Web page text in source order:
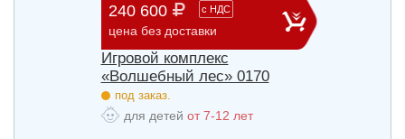
240 600 с НДС
цена без доставки
Игровой комплекс
«Волшебный лес» 0170
под заказ.
для детей от 7-12 лет